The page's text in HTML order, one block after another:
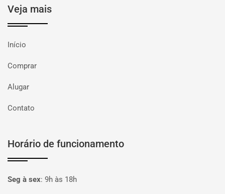
Veja mais
Início
Comprar
Alugar
Contato
Horário de funcionamento
Seg à sex: 9h às 18h